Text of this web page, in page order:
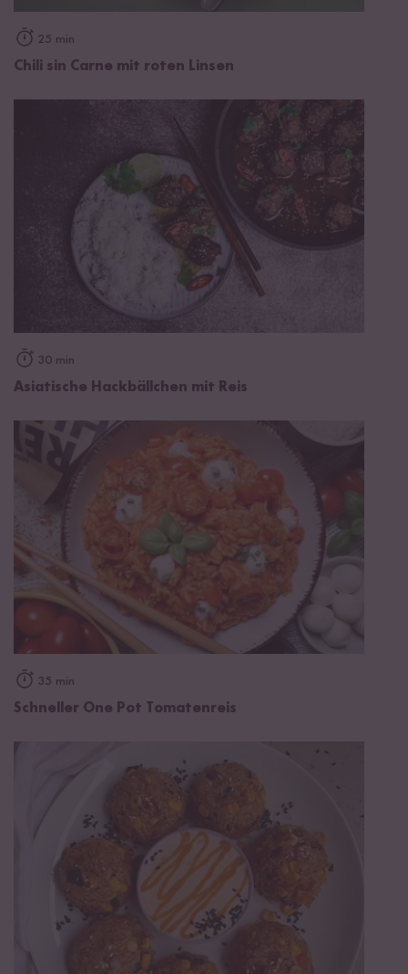
25 min
Chili sin Carne mit roten Linsen
30 min
Asiatische Hackbällchen mit Reis
35 min
Schneller One Pot Tomatenreis